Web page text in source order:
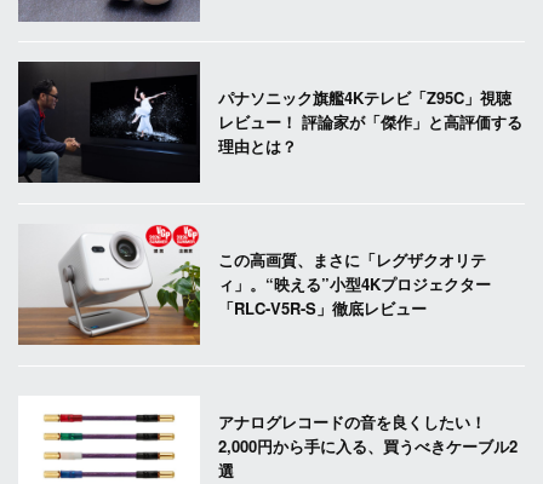
パナソニック旗艦4Kテレビ「Z95C」視聴
レビュー！ 評論家が「傑作」と高評価する
理由とは？
この高画質、まさに「レグザクオリテ
ィ」。“映える”小型4Kプロジェクター
「RLC-V5R-S」徹底レビュー
アナログレコードの音を良くしたい！
2,000円から手に入る、買うべきケーブル2
選